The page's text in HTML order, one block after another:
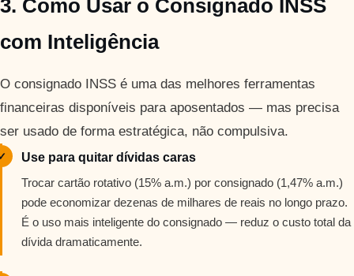
3. Como Usar o Consignado INSS
com Inteligência
O consignado INSS é uma das melhores ferramentas
financeiras disponíveis para aposentados — mas precisa
ser usado de forma estratégica, não compulsiva.
Use para quitar dívidas caras
Trocar cartão rotativo (15% a.m.) por consignado (1,47% a.m.)
pode economizar dezenas de milhares de reais no longo prazo.
É o uso mais inteligente do consignado — reduz o custo total da
dívida dramaticamente.